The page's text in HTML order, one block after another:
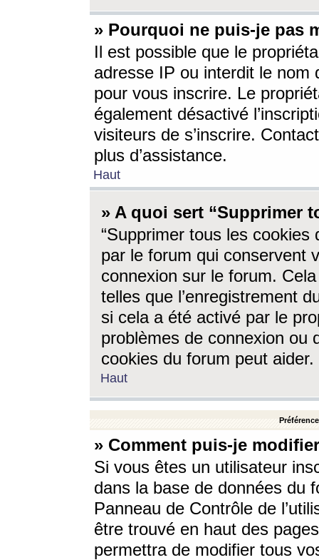
» Pourquoi ne puis-je pas
Il est possible que le
adresse IP ou interdit le nom
pour vous inscrire. Le
également désactivé
visiteurs de s’inscrire.
plus d’assistance.
Haut
» A quoi sert “Supprimer
“Supprimer tous les cookies
par le forum qui conservent
connexion sur le forum.
telles que l’enregistrement
si cela a été activé par le
problèmes de connexion ou
cookies du forum peut aider.
Haut
» Comment puis-je
Si vous êtes un utilisateur
dans la base de données du
Panneau de Contrôle de
être trouvé en haut des
permettra de modifier tous